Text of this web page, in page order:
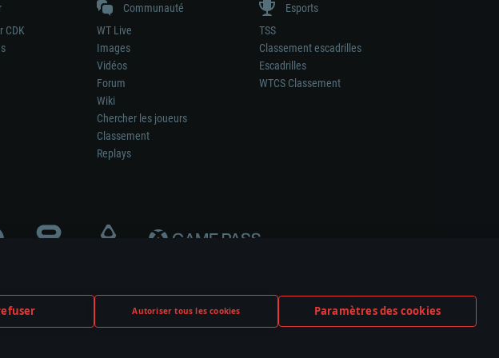
Autoriser tous les cookies Paramètres des cookies
CDK
Communauté
WT Live
Images
Vidéos
Forum
Wiki
Chercher les joueurs
Classement
Replays
Esports
TSS
Classement escadrilles
Escadrilles
WTCS Classement
le sponsoring ou à l’approbation de tout fabricant d’armes ou de véhicule.